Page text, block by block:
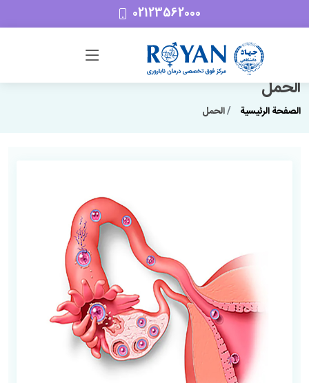
02123562000
الحمل
الصفحة الرئیسیة الحمل